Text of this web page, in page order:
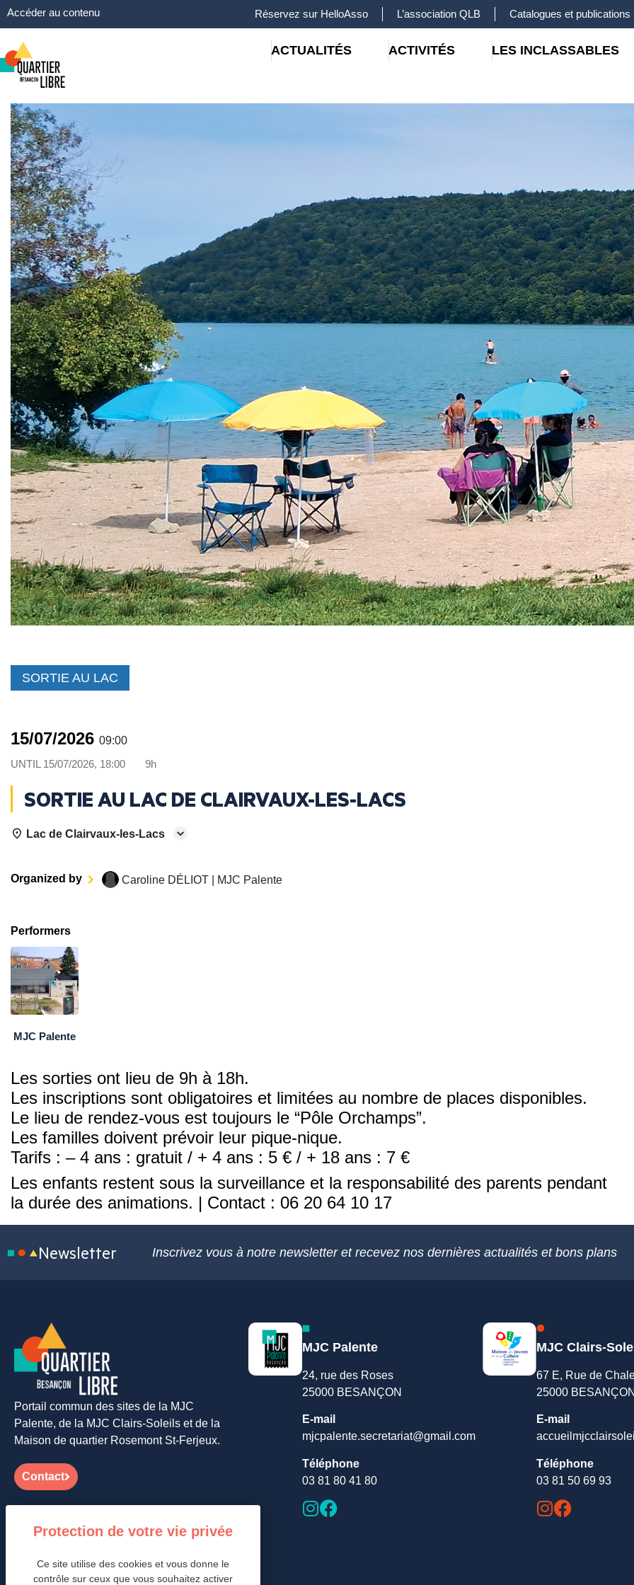
Accéder au contenu Réservez sur HelloAsso L’association QLB Catalogues et publications
ACTUALITÉS ACTIVITÉS LES INCLASSABLES
SORTIE AU LAC
15/07/2026 09:00
UNTIL 15/07/2026, 18:00 9h
SORTIE AU LAC DE CLAIRVAUX-LES-LACS
Lac de Clairvaux-les-Lacs
Organized by Caroline DÉLIOT | MJC Palente
Performers
MJC Palente
Les sorties ont lieu de 9h à 18h.
Les inscriptions sont obligatoires et limitées au nombre de places disponibles.
Le lieu de rendez-vous est toujours le “Pôle Orchamps”.
Les familles doivent prévoir leur pique-nique.
Tarifs : – 4 ans : gratuit / + 4 ans : 5 € / + 18 ans : 7 €
Les enfants restent sous la surveillance et la responsabilité des parents pendant
la durée des animations. | Contact : 06 20 64 10 17
Newsletter Inscrivez vous à notre newsletter et recevez nos dernières actualités et bons plans
Portail commun des sites de la MJC
Palente, de la MJC Clairs-Soleils et de la
Maison de quartier Rosemont St-Ferjeux.
Contact
MJC Palente
24, rue des Roses
25000 BESANÇON
E-mail
mjcpalente.secretariat@gmail.com
Téléphone
03 81 80 41 80
MJC Clairs-
67 E, Rue de
25000 BESANÇON
E-mail
Téléphone
03 81 50 69 93
Panneau de gestion des cookies
Ce site utilise des cookies et vous donne le
contrôle sur ceux que vous souhaitez activer